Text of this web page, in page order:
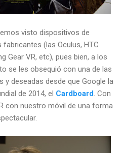
visto dispositivos de
(las Oculus, HTC
Gear VR, etc), pues bien, a los
se les obsequió con una de las
deseadas desde que Google la
de 2014, el Cardboard . Con
con nuestro móvil de una forma